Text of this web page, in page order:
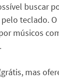
buscar
teclado.
músicos
mas